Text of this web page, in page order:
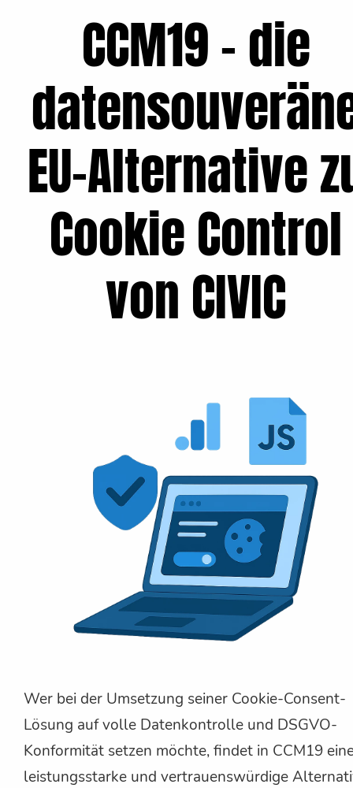
CCM19 – die
EU-Alternative
Cookie Control
von CIVIC
Wer bei der Umsetzung seiner Cookie-Consent-
Lösung auf volle Datenkontrolle und DSGVO-
Konformität setzen möchte, findet in CCM19
leistungsstarke und vertrauenswürdige